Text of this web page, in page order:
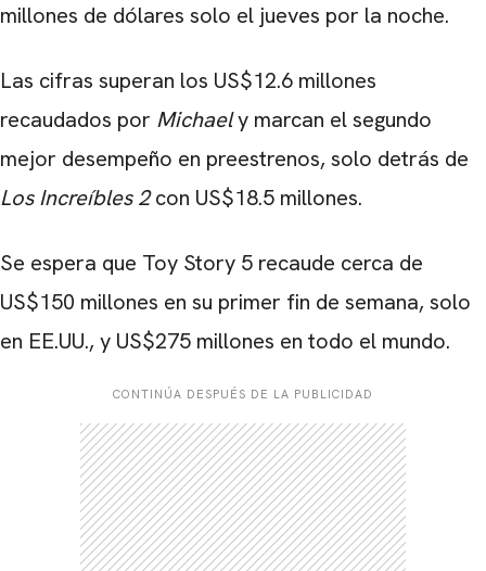
millones de dólares solo el jueves por la noche.
Las cifras superan los US$12.6 millones
recaudados por Michaely marcan el segundo
mejor desempeño en preestrenos, solo detrás de
Los Increíbles 2con US$18.5 millones.
Se espera que Toy Story 5 recaude cerca de
US$150 millones en su primer fin de semana, solo
en EE.UU., y US$275 millones en todo el mundo.
CONTINÚA DESPUÉS DE LA PUBLICIDAD
CARREGANDO PUBLICIDADE